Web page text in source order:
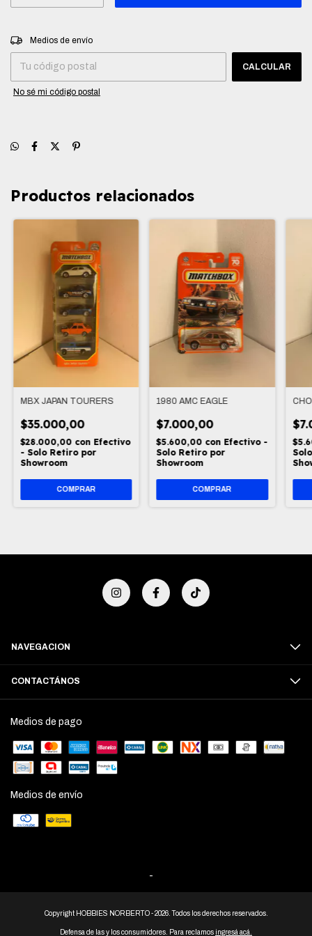
Entregas para el CP:
Medios de envío
CALCULAR
No sé mi código postal
Productos relacionados
MBX JAPAN TOURERS
$35.000,00
$28.000,00 con Efectivo
- Solo Retiro por
Showroom
1980 AMC EAGLE
$7.000,00
$5.600,00 con Efectivo -
Solo Retiro por
Showroom
NAVEGACION
CONTACTÁNOS
Medios de pago
Medios de envío
-
Copyright HOBBIES NORBERTO - 2026. Todos los derechos reservados.
Defensa de las y los consumidores. Para reclamos ingresá acá.